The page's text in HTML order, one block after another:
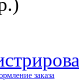
заказа